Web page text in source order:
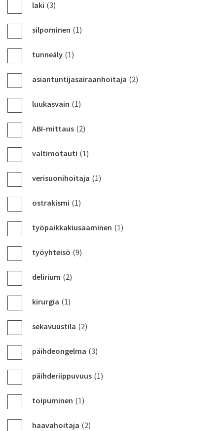
laki (3)
silpominen (1)
tunneäly (1)
asiantuntijasairaanhoitaja (2)
luukasvain (1)
ABI-mittaus (2)
valtimotauti (1)
verisuonihoitaja (1)
ostrakismi (1)
työpaikkakiusaaminen (1)
työyhteisö (9)
delirium (2)
kirurgia (1)
sekavuustila (2)
päihdeongelma (3)
päihderiippuvuus (1)
toipuminen (1)
haavahoitaja (2)